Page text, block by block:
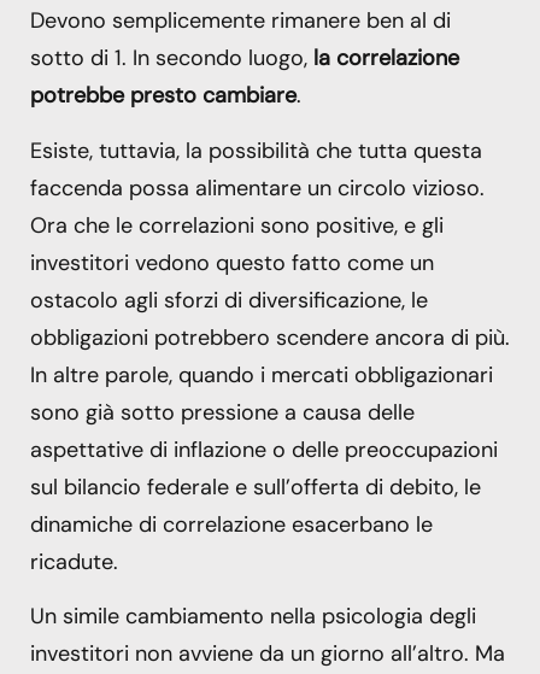
Devono semplicemente rimanere ben al di
sotto di 1. In secondo luogo, la correlazione
potrebbe presto cambiare.
Esiste, tuttavia, la possibilità che tutta questa
faccenda possa alimentare un circolo vizioso.
Ora che le correlazioni sono positive, e gli
investitori vedono questo fatto come un
ostacolo agli sforzi di diversificazione, le
obbligazioni potrebbero scendere ancora di più.
In altre parole, quando i mercati obbligazionari
sono già sotto pressione a causa delle
aspettative di inflazione o delle preoccupazioni
sul bilancio federale e sull’offerta di debito, le
dinamiche di correlazione esacerbano le
ricadute.
Un simile cambiamento nella psicologia degli
investitori non avviene da un giorno all’altro. Ma